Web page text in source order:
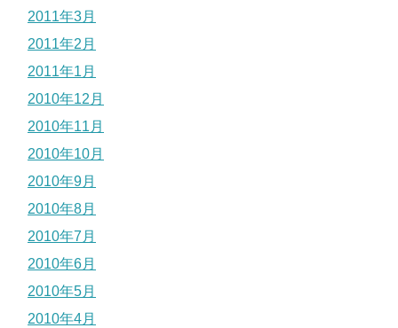
2011年3月
2011年2月
2011年1月
2010年12月
2010年11月
2010年10月
2010年9月
2010年8月
2010年7月
2010年6月
2010年5月
2010年4月